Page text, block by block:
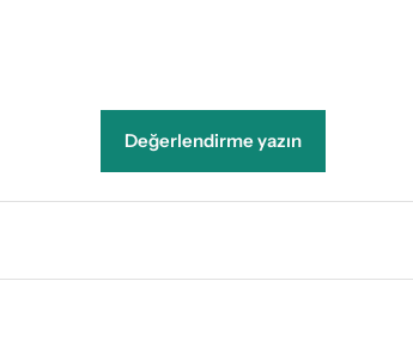
Değerlendirme yazın